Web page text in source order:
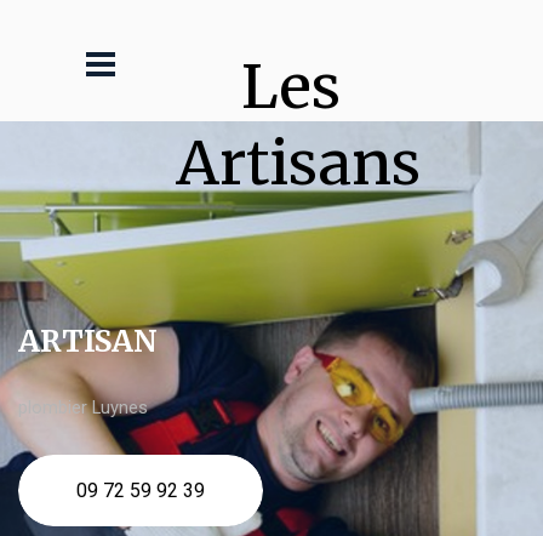
Les
Artisans
ARTISAN
plombier Luynes
09 72 59 92 39